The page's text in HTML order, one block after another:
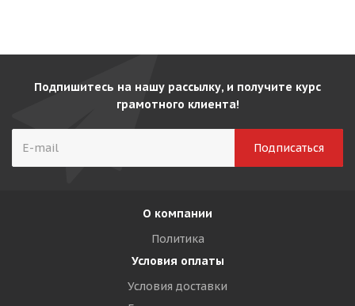
Подпишитесь на нашу рассылку, и получите курс
грамотного клиента!
О компании
Политика
Условия оплаты
Условия доставки